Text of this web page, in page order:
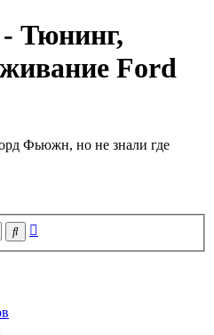
Тюнинг,
Ford
Фьюжн, но не знали где
Поиск